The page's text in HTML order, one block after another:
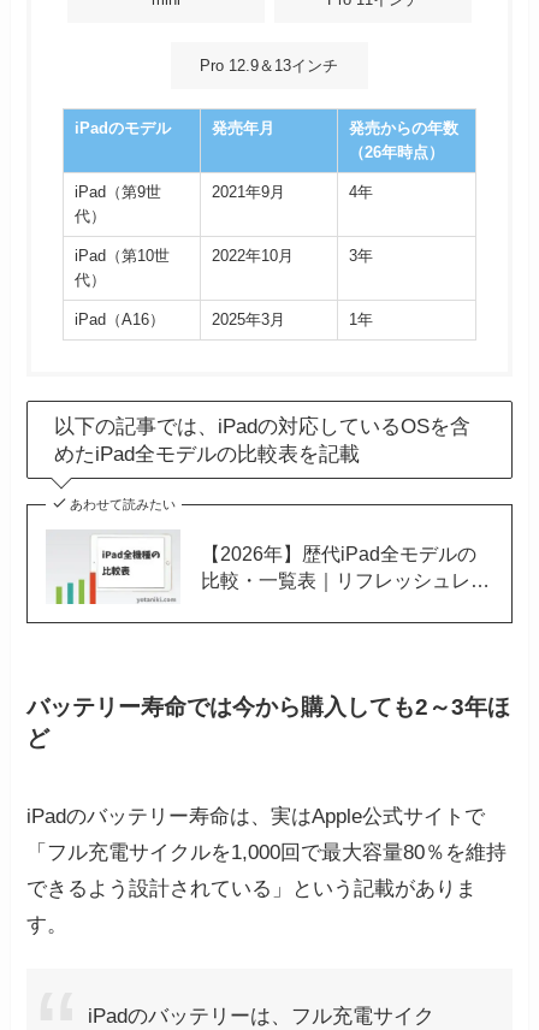
Pro 12.9＆13インチ
iPadのモデル 発売年月
発売からの年数
（26年時点）
iPad（第9世
代）
2021年9月 4年
iPad（第10世
代）
2022年10月 3年
iPad（A16） 2025年3月 1年
以下の記事では、iPadの対応しているOSを含
めたiPad全モデルの比較表を記載
あわせて読みたい
【2026年】歴代iPad全モデルの
比較・一覧表｜リフレッシュレー
バッテリー寿命では今から購入しても2～3年ほ
ど
iPadのバッテリー寿命は、実はApple公式サイトで
「フル充電サイクルを1,000回で最大容量80％を維持
できるよう設計されている」という記載がありま
す。
iPadのバッテリーは、フル充電サイク